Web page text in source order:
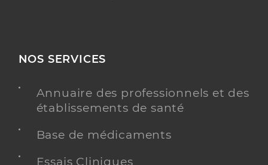
NOS SERVICES
Annuaire des professionnels et des
établissements de santé
Base de médicaments
Essais Cliniques